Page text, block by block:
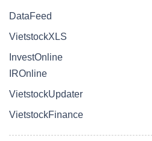
DataFeed
VietstockXLS
InvestOnline
IROnline
VietstockUpdater
VietstockFinance